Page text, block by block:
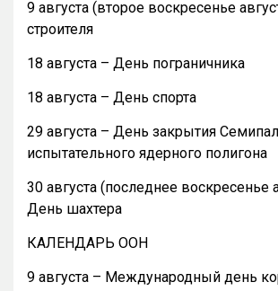
9 августа (второе воскресенье
строителя
18 августа – День пограничника
18 августа – День спорта
29 августа – День закрытия
испытательного ядерного полигона
30 августа (последнее воскресенье
День шахтера
КАЛЕНДАРЬ ООН
9 августа – Международный день